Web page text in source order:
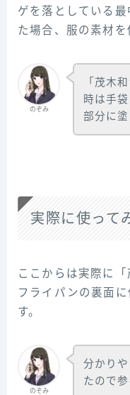
ゲを落としている
た場合、服の素材を
のぞみ
「茂木
時は手
部分に
実際に使って
ここからは実際に
フライパンの裏面
す。
のぞみ
分かり
たので